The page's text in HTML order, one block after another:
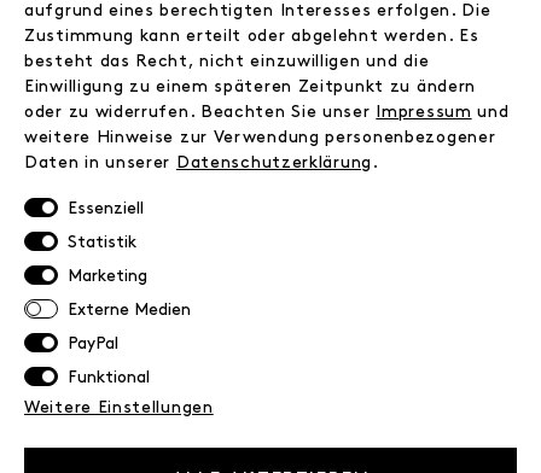
Kontakt
FAQ
Zahlungsinformationen
Versand
Retoure
Datenschutz
AGB
Impressum
NEWSLETTER
aufgrund eines berechtigten Interesses erfolgen. Die
Zustimmung kann erteilt oder abgelehnt werden. Es
besteht das Recht, nicht einzuwilligen und die
Einwilligung zu einem späteren Zeitpunkt zu ändern
oder zu widerrufen. Beachten Sie unser
Impressum und
weitere Hinweise zur Verwendung personenbezogener
Daten in unserer
Daten­schutz­erklärung .
Essenziell
Statistik
Marketing
Externe Medien
PayPal
Funktional
Weitere Einstellungen